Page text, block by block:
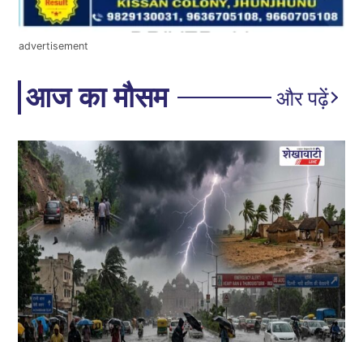
advertisement
आज का मौसम और पढ़ें